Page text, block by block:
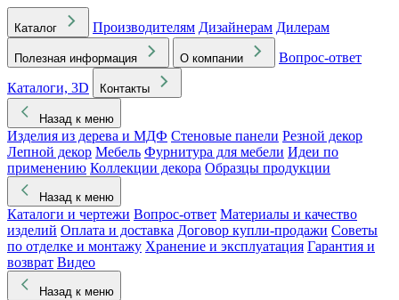
Каталог Производителям Дизайнерам Дилерам
Полезная информация О компании
Вопрос-ответ
Каталоги, 3D
Контакты
Назад к меню
Изделия из дерева и МДФ Стеновые панели Резной декор
Лепной декор Мебель Фурнитура для мебели Идеи по
применению Коллекции декора Образцы продукции
Назад к меню
Каталоги и чертежи Вопрос-ответ Материалы и качество
изделий Оплата и доставка Договор купли-продажи Советы
по отделке и монтажу Хранение и эксплуатация Гарантия и
возврат Видео
Назад к меню